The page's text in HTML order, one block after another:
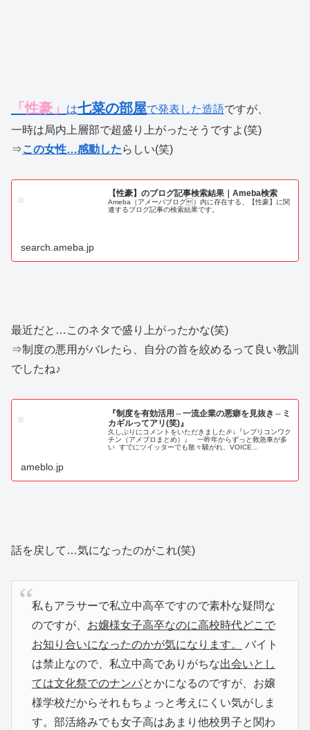
「性豪」 は七菜の部屋で発表した造語ですが、
一時は局内上層部で超盛り上がったそうですよ(笑)
⇒この女性…感動したらしい(笑)
【性豪】のブログ記事検索結果｜Ameba検索
Ameba（アメーバブログ）内に存在する、【性豪】に関
連するブログ記事の検索結果です。
search.ameba.jp
最近だと…このネタで盛り上がったかな(笑)
⇒制度の悪用がバレたら、自分の首を絞めるって良い教訓
でしたね♪
『制度を有効活用⇔一流企業の悪癖を見抜き⇔ミ
カギルってアリ(笑)』
久しぶりにコメントをいただきました🎉↓『レプリコンワク
チン（アメブロまとめ）』 一昨年からずっと救急車が多
い すでにツイッターでも散々騒がれ、VOICE…
ameblo.jp
話を戻して…気になったのがこれ(笑)
私もアラサーで私立中高卒ですので素朴な疑問な
のですが、 お嬢様女子高卒なのに高校時代どこで
お知り合いになったのかが気になります。
バイト
は禁止なので、私立中高でありがちな出会いとし
ては文化祭でのナンパとかになるのですが、お嬢
様学校だからそれもちょっと考えにくい気がしま
す。部活絡みでも女子高はあまり他校男子と関わ